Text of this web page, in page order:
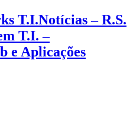
Notícias – R.S.
T.I. –
e Aplicações